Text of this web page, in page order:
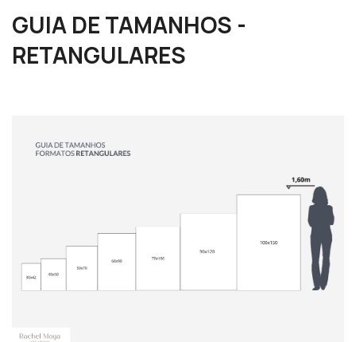
GUIA DE TAMANHOS -
RETANGULARES